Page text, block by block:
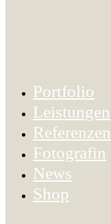
Portfolio
Leistungen
Referenzen
Fotografin
News
Shop